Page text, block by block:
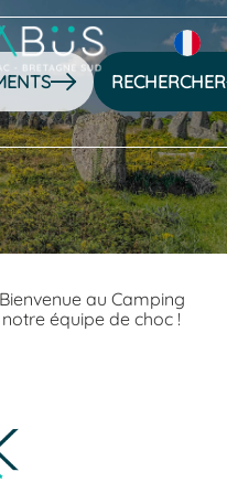
RECHERCHER
Bienvenue au Camping
équipe de choc !